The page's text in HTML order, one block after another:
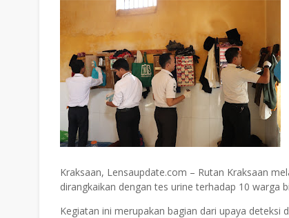
Kraksaan, Lensaupdate.com – Rutan Kraksaan
dirangkaikan dengan tes urine terhadap 10 warga
Kegiatan ini merupakan bagian dari upaya